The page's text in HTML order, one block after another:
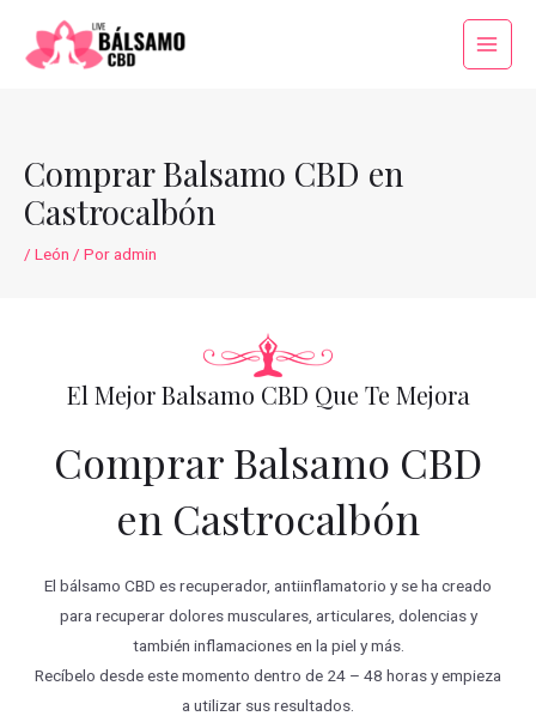
contenido
Main
Comprar Balsamo CBD en
Castrocalbón
/ León / Poradmin
El Mejor Balsamo CBD Que Te Mejora
Comprar Balsamo CBD
en Castrocalbón
El bálsamo CBD es recuperador, antiinflamatorio y se ha creado
para recuperar dolores musculares, articulares, dolencias y
también inflamaciones en la piel y más.
Recíbelo desde este momento dentro de 24 – 48 horas y empieza
a utilizar sus resultados.